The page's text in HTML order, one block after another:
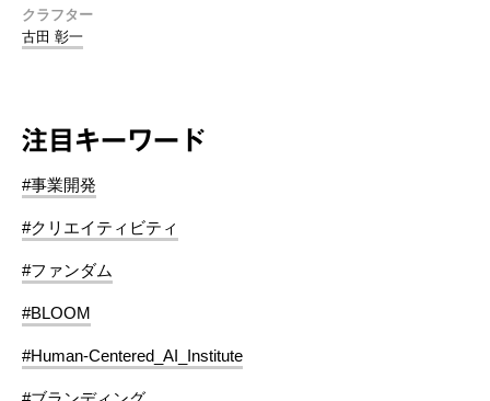
クラフター
古田 彰一
注目キーワード
#事業開発
#クリエイティビティ
#ファンダム
#BLOOM
#Human-Centered_AI_Institute